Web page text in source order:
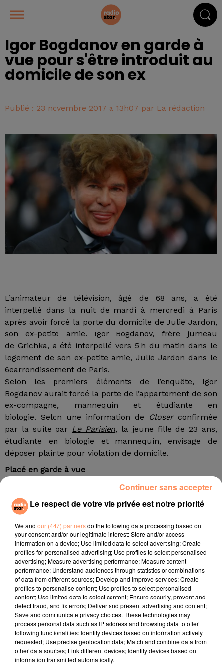
Igor Bogdanov en garde à
vue pour s'être introduit au
domicile de son ex
Publié : 23 novembre 2017 à 13h07 par La rédaction
L’animateur de télévision, âgé de 68 ans, a été
interpellé dans la nuit de mardi à mercredi à Paris
après avoir forcé la porte du domicile de Julie Jardon,
son ex-petite amie. Igor Bogdanov, frère jumeau
de Grichka, a été interpellé vers 5 h du matin dans le
logement de son ex-petite amie, Julie Jardon dans le
6earrondissement de Paris.
Selon les premiers éléments de l’enquête, Igor
Bogdanov aurait forcé la porte de l’appartement de son
ex-compagne, mannequin et étudiante en
biologie. Selon une information de
Closerconfirmée
par la suite par Le Parisien, la jeune fille de 23 ans,
étudiante en biologie et mannequin, envisage de
déposer plainte pour violation de domicile.
Placé en garde à vue
Le couple s’est séparé depuis quelques semaines
après une relation de près de deux ans ; une
séparation douloureuse semble-t-il, pour
l’animateur. Une première altercation entre Igor
Bogdanov, Julie Jardon et le nouveau compagnon de
cette dernière aurait eu lieu un peu plus tôt dans la
nuit. Et c’est ce nouvel ami qui a contacté la police
lors de l’intrusion de l’animateur au domicile de son
ex.
Malgré les menaces de ce dernier, la police finira par
conduire Igor Bogdanof au commissariat du
VIe arrondissement de la capitale pour un placement
en garde à vue.
fil actus
Le respect de votre vie privée est notre priorité
We and our (447) partnersdo the following data processing based on
your consent and/or our legitimate interest: Store and/or access
information on a device; Use limited data to select advertising; Create
profiles for personalised advertising; Use profiles to select personalised
advertising; Measure advertising performance; Measure content
performance; Understand audiences through statistics or combinations
of data from different sources; Develop and improve services; Create
profiles to personalise content; Use profiles to select personalised
content; Use limited data to select content; Ensure security, prevent and
detect fraud, and fix errors; Deliver and present advertising and content;
Save and communicate privacy choices. These technologies may
process personal data such as IP address and browsing data to offer
following functionalities: Identify devices based on information actively
requested; Use precise geolocation data; Match and combine data from
other data sources; Link different devices; Identify devices based on
information transmitted automatically.
Continuer sans accepter